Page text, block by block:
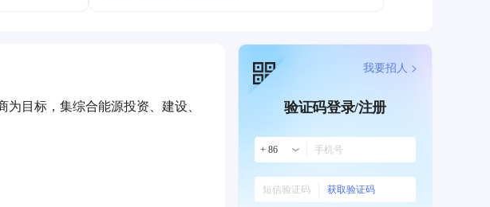
目标，集综合能源投资、建设、
验证码登录/注册
+ 86
获取验证码
我要招人 >